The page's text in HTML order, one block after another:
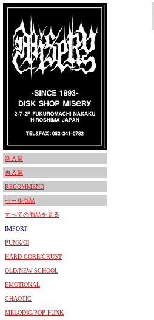
新入荷
再入荷
RECOMMEND
セール商品
すべての商品を見る
IMPORT
PUNK/OI
HARD CORE/CRUST
OLD/NEW SCHOOL
EMOTIONAL
CHAOTIC
MELODIC/POP PUNK